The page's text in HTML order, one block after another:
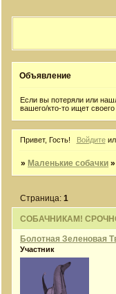
Объявление
Если вы потеряли или
вашего/кто-то ищет
Привет, Гость! Войдите
» Маленькие собачки »
СОБАЧНИКАМ!
Страница:1
Болотная Зеленовая
Участник